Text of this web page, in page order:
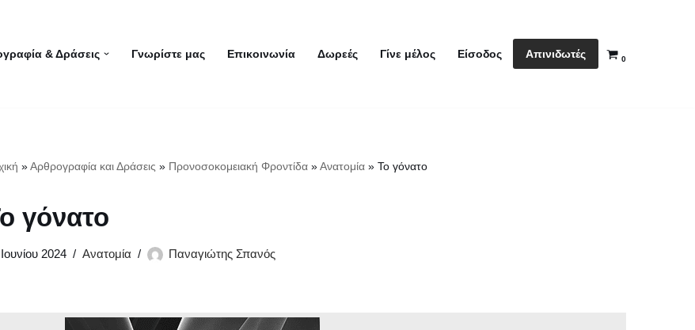
& Δράσεις Γνωρίστε μας Επικοινωνία Δωρεές Γίνε μέλος Είσοδος Απινιδωτές 0
»Αρθρογραφία και Δράσεις » Προνοσοκομειακή Φροντίδα »Ανατομία » Το γόνατο
γόνατο
2024 Ανατομία Παναγιώτης Σπανός